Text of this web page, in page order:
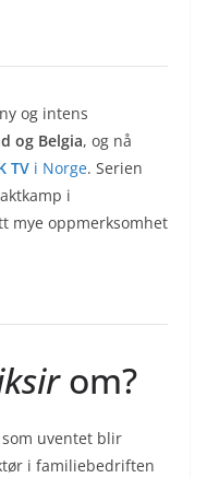
og intens
og Belgia, og nå
TV i Norge. Serien
i
mye oppmerksomhet
om?
som uventet blir
i familiebedriften